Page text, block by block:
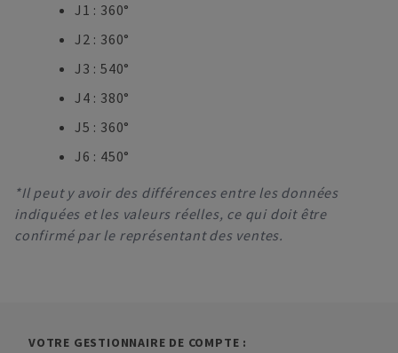
J1 : 360°
J2 : 360°
J3 : 540°
J4 : 380°
J5 : 360°
J6 : 450°
*Il peut y avoir des différences entre les données
indiquées et les valeurs réelles, ce qui doit être
confirmé par le représentant des ventes.
VOTRE GESTIONNAIRE DE COMPTE :